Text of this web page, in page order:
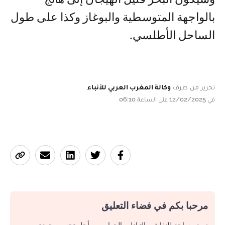
بالواجهة المتوسطية والبوغاز وكذا على طول
الساحل الأطلسي.
تحرير من طرف وكالة المغرب العربي للأنباء
في 12/02/2025 على الساعة 06:10
مرحبا بكم في فضاء التعليق